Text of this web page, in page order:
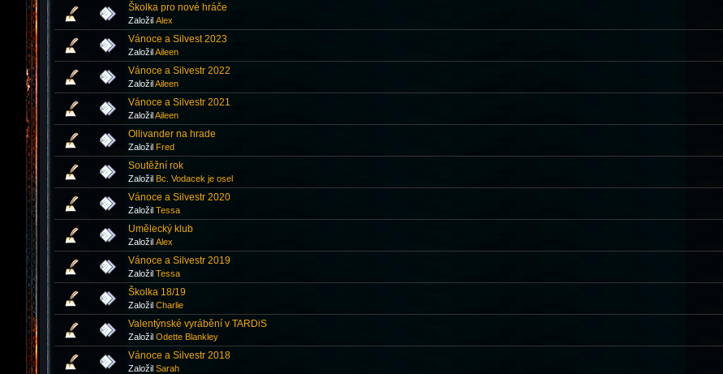
Školka pro nové hráče
Založil Аlex
Vánoce a Silvest 2023
ZaložilAileen
Vánoce a Silvestr 2022
ZaložilAileen
Vánoce a Silvestr 2021
ZaložilAileen
Ollivander na hrade
Založil Fred
Soutěžní rok
Založil Bc. Vodacek je osel
Vánoce a Silvestr 2020
Založil Tessa
Umělecký klub
Založil Аlex
Vánoce a Silvestr 2019
Založil Tessa
Školka 18/19
Založil Charlie
Valentýnské vyrábění v TARDiS
Založil Odette Blankley
Vánoce a Silvestr 2018
Založil Sarah